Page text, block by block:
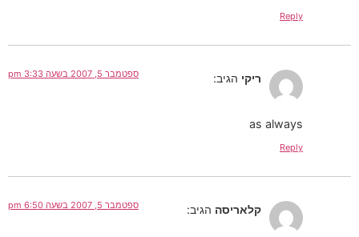
Reply
ריקי הגיב: ספטמבר 5, 2007 בשעה 3:33 pm
as always
Reply
קלאריסה הגיב: ספטמבר 5, 2007 בשעה 6:50 pm